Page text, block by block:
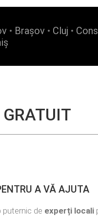
• Brașov • Cluj •
A VĂ AJUTA
puternic de experți locali